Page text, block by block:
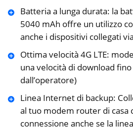
Batteria a lunga durata: la
5040 mAh offre un utilizzo
anche i dispositivi collegati
Ottima velocità 4G LTE:
una velocità di download
dall’operatore)
Linea Internet di backup:
al tuo modem router di casa
connessione anche se la